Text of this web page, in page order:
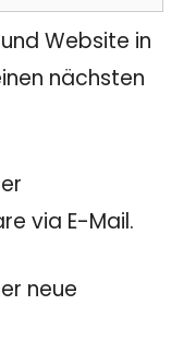
Website in
nächsten
via E-Mail.
neue